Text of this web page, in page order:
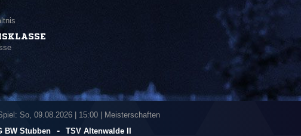
So, 09.08.2026| 15:00 | Meisterschaften
BW Stubben
- TSV Altenwalde II